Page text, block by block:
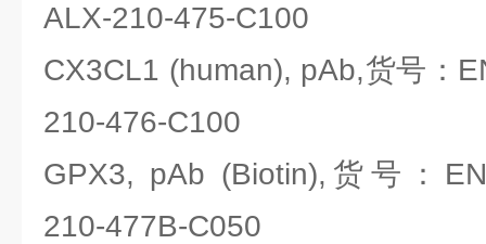
ALX-210-475-C100
CX3CL1 (human), pAb,货号：
210-476-C100
GPX3, pAb (Biotin),货号：
210-477B-C050